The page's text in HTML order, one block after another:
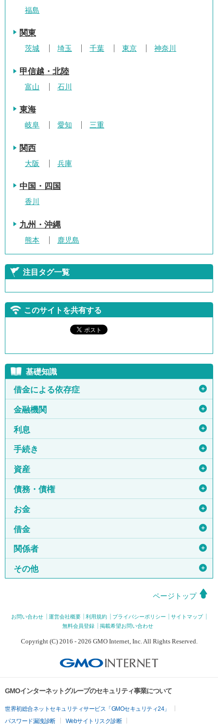
福島
関東
茨城 埼玉 千葉 東京 神奈川
甲信越・北陸
富山 石川
東海
岐阜 愛知 三重
関西
大阪 兵庫
中国・四国
香川
九州・沖縄
熊本 鹿児島
注目タグ一覧
このサイトを共有する
基礎知識
借金による依存症 ＋
金融機関 ＋
利息 ＋
手続き ＋
資産 ＋
債務・債権 ＋
お金 ＋
借金 ＋
関係者 ＋
その他 ＋
ページトップ
お問い合わせ 運営会社概要 利用規約 プライバシーポリシー
サイトマップ
無料会員登録
掲載希望お問い合わせ
Copyright (C) 2016 - 2026 GMO Internet, Inc. All Rights Reserved.
GMOインターネットグループのセキュリティ事業について
世界初総合ネットセキュリティサービス「GMOセキュリティ24」
パスワード漏洩診断
Webサイトリスク診断